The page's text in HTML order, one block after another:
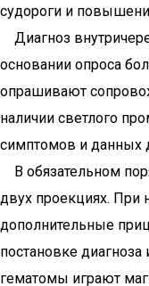
судороги и
Диагноз
основании опроса
опрашивают
наличии светлого
симптомов и данных
В обязательном
двух проекциях. При
дополнительные
постановке
гематомы играют